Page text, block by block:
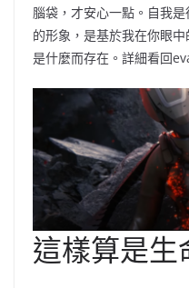
腦袋，才安心一點。自我
的形象，是基於我在你眼
是什麼而存在。詳細看回
這樣算是生